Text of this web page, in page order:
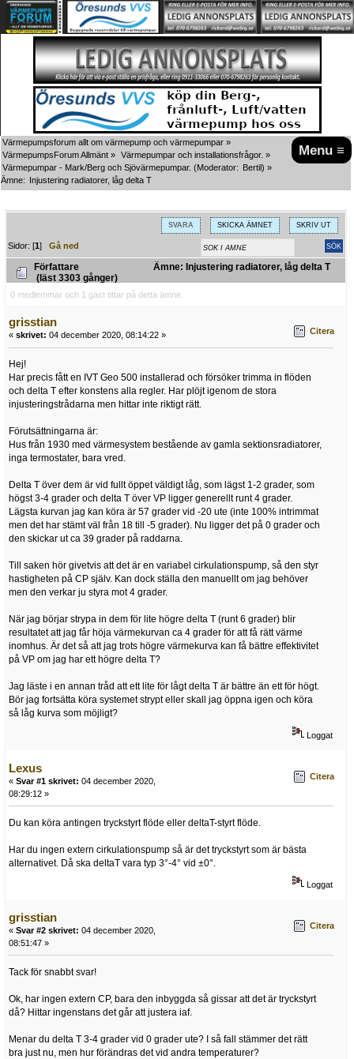
Menu ≡
Värmepumpsforum allt om värmepump och värmepumpar »
VärmepumpsForum Allmänt » Värmepumpar och installationsfrågor. »
Värmepumpar - Mark/Berg och Sjövärmepumpar. (Moderator: Bertil) »
Ämne: Injustering radiatorer, låg delta T
SVARA SKICKA ÄMNET SKRIV UT
Sidor: [1]Gå ned
Författare
Ämne: Injustering radiatorer, låg delta T
(läst 3303 gånger)
0 medlemmar och 1 gäst tittar på detta ämne.
grisstian
« skrivet: 04 december 2020, 08:14:22 » Citera
Hej!
Har precis fått en IVT Geo 500 installerad och försöker trimma in flöden
och delta T efter konstens alla regler. Har plöjt igenom de stora
injusteringstrådarna men hittar inte riktigt rätt.
Förutsättningarna är:
Hus från 1930 med värmesystem bestående av gamla sektionsradiatorer,
inga termostater, bara vred.
Delta T över dem är vid fullt öppet väldigt låg, som lägst 1-2 grader, som
högst 3-4 grader och delta T över VP ligger generellt runt 4 grader.
Lägsta kurvan jag kan köra är 57 grader vid -20 ute (inte 100% intrimmat
men det har stämt väl från 18 till -5 grader). Nu ligger det på 0 grader och
den skickar ut ca 39 grader på raddarna.
Till saken hör givetvis att det är en variabel cirkulationspump, så den styr
hastigheten på CP själv. Kan dock ställa den manuellt om jag behöver
men den verkar ju styra mot 4 grader.
När jag börjar strypa in dem för lite högre delta T (runt 6 grader) blir
resultatet att jag får höja värmekurvan ca 4 grader för att få rätt värme
inomhus. Är det så att jag trots högre värmekurva kan få bättre effektivitet
på VP om jag har ett högre delta T?
Jag läste i en annan tråd att ett lite för lågt delta T är bättre än ett för högt.
Bör jag fortsätta köra systemet strypt eller skall jag öppna igen och köra
så låg kurva som möjligt?
Loggat
Lexus
« Svar #1 skrivet: 04 december 2020,
08:29:12 »
Citera
Du kan köra antingen tryckstyrt flöde eller deltaT-styrt flöde.
Har du ingen extern cirkulationspump så är det tryckstyrt som är bästa
alternativet. Då ska deltaT vara typ 3°-4° vid ±0°.
Loggat
grisstian
« Svar #2 skrivet: 04 december 2020,
08:51:47 »
Citera
Tack för snabbt svar!
Ok, har ingen extern CP, bara den inbyggda så gissar att det är tryckstyrt
då? Hittar ingenstans det går att justera iaf.
Menar du delta T 3-4 grader vid 0 grader ute? I så fall stämmer det rätt
bra just nu, men hur förändras det vid andra temperaturer?